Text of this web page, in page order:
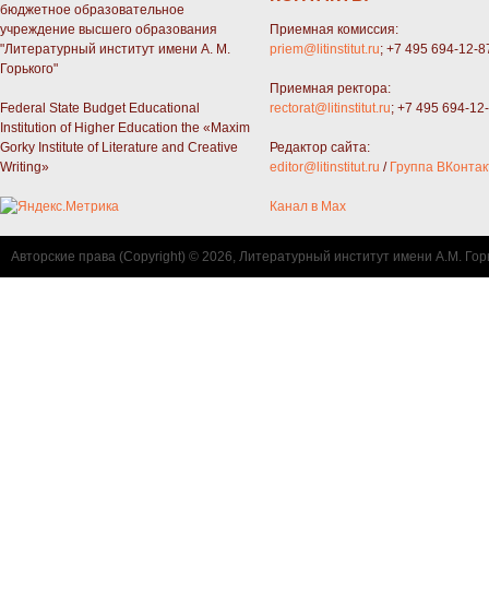
бюджетное образовательное
учреждение высшего образования
"Литературный институт имени А. М.
Горького"
Federal State Budget Educational
Institution of Higher Education the «Maxim
Gorky Institute of Literature and Creative
Writing»
Приемная комиссия:
priem@litinstitut.ru; +7 495 694-12-
Приемная ректора:
rectorat@litinstitut.ru; +7 495 694-
Редактор сайта:
editor@litinstitut.ru / Группа
Канал в Max
Авторские права (Copyright) © 2026, Литературный институт имени А.М.